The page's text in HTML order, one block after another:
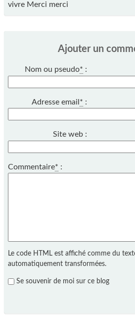
vivre Merci merci
Ajouter un
Nom ou pseudo* :
Adresse email * :
Site web :
Commentaire* :
Le code HTML est affiché comme du
automatiquement transformées.
Se souvenir de moi sur ce blog